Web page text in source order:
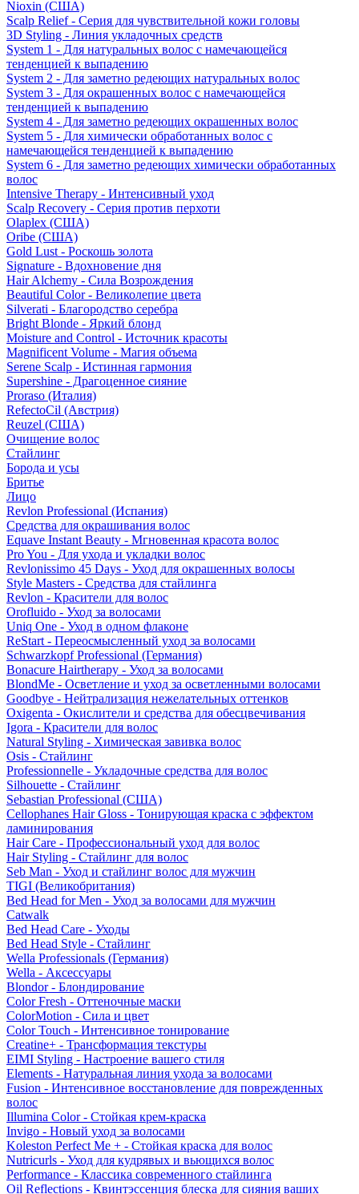
Nioxin (США)
Scalp Relief - Серия для чувствительной кожи головы
3D Styling - Линия укладочных средств
System 1 - Для натуральных волос с намечающейся
тенденцией к выпадению
System 2 - Для заметно редеющих натуральных волос
System 3 - Для окрашенных волос с намечающейся
тенденцией к выпадению
System 4 - Для заметно редеющих окрашенных волос
System 5 - Для химически обработанных волос с
намечающейся тенденцией к выпадению
System 6 - Для заметно редеющих химически обработанных
волос
Intensive Therapy - Интенсивный уход
Scalp Recovery - Серия против перхоти
Olaplex (США)
Oribe (США)
Gold Lust - Роскошь золота
Signature - Вдохновение дня
Hair Alchemy - Сила Возрождения
Beautiful Color - Великолепие цвета
Silverati - Благородство серебра
Bright Blonde - Яркий блонд
Moisture and Control - Источник красоты
Magnificent Volume - Магия объема
Serene Scalp - Истинная гармония
Supershine - Драгоценное сияние
Proraso (Италия)
RefectoCil (Австрия)
Reuzel (США)
Очищение волос
Стайлинг
Борода и усы
Бритье
Лицо
Revlon Professional (Испания)
Средства для окрашивания волос
Equave Instant Beauty - Мгновенная красота волос
Pro You - Для ухода и укладки волос
Revlonissimo 45 Days - Уход для окрашенных волосы
Style Masters - Средства для стайлинга
Revlon - Красители для волос
Orofluido - Уход за волосами
Uniq One - Уход в одном флаконе
ReStart - Переосмысленный уход за волосами
Schwarzkopf Professional (Германия)
Bonacure Hairtherapy - Уход за волосами
BlondMe - Осветление и уход за осветленными волосами
Goodbye - Нейтрализация нежелательных оттенков
Oxigenta - Окислители и средства для обесцвечивания
Igora - Красители для волос
Natural Styling - Химическая завивка волос
Osis - Стайлинг
Professionnelle - Укладочные средства для волос
Silhouette - Стайлинг
Sebastian Professional (США)
Cellophanes Hair Gloss - Тонирующая краска с эффектом
ламинирования
Hair Care - Профессиональный уход для волос
Hair Styling - Стайлинг для волос
Seb Man - Уход и стайлинг волос для мужчин
TIGI (Великобритания)
Bed Head for Men - Уход за волосами для мужчин
Catwalk
Bed Head Care - Уходы
Bed Head Style - Стайлинг
Wella Professionals (Германия)
Wella - Аксессуары
Blondor - Блондирование
Color Fresh - Оттеночные маски
ColorMotion - Сила и цвет
Color Touch - Интенсивное тонирование
Creatine+ - Трансформация текстуры
EIMI Styling - Настроение вашего стиля
Elements - Натуральная линия ухода за волосами
Fusion - Интенсивное восстановление для поврежденных
волос
Illumina Color - Стойкая крем-краска
Invigo - Новый уход за волосами
Koleston Perfect Me + - Стойкая краска для волос
Nutricurls - Уход для кудрявых и вьющихся волос
Performance - Классика современного стайлинга
Oil Reflections - Квинтэссенция блеска для сияния ваших